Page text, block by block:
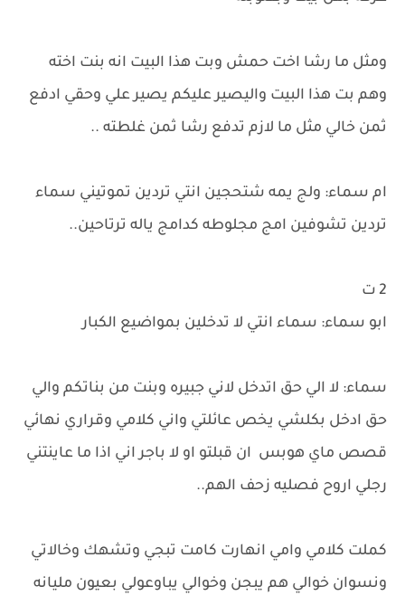
ومثل ما رشا اخت حمش وبت هذا البيت انه بنت اخته
وهم بت هذا البيت واليصير عليكم يصير علي وحقي ادفع
ثمن خالي مثل ما لازم تدفع رشا ثمن غلطته ..
ام سماء: ولج يمه شتحجين انتي تردين تموتيني سماء
تردين تشوفين امج مجلوطه كدامج ياله ترتاحين..
2 ت
ابو سماء: سماء انتي لا تدخلين بمواضيع الكبار
سماء: لا الي حق اتدخل لاني جبيره وبنت من بناتكم والي
حق ادخل بكلشي يخص عائلتي واني كلامي وقراري نهائي
قصص ماي هوبس ان قبلتو او لا باجر اني اذا ما عاينتني
رجلي اروح فصليه زحف الهم..
كملت كلامي وامي انهارت كامت تبجي وتشهك وخالاتي
ونسوان خوالي هم يبجن وخوالي يباوعولي بعيون مليانه